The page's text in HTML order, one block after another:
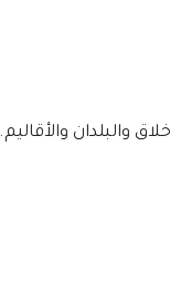
والبلدان والأقاليم.